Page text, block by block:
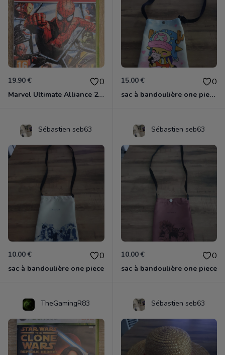
19.90 € 0
Marvel Ultimate Alliance 2 Xbox 360
15.00 € 0
sac à bandoulière one piece chopper
Sébastien seb63
10.00 € 0
sac à bandoulière one piece
Sébastien seb63
10.00 € 0
sac à bandoulière one piece
TheGamingR83 Sébastien seb63